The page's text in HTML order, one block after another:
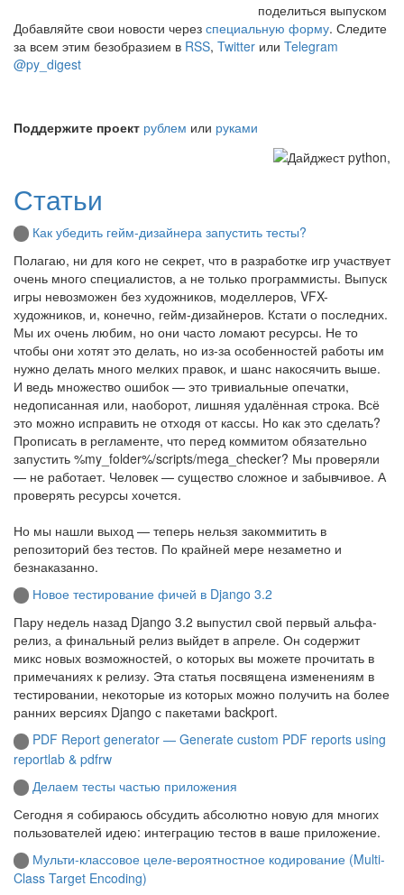
поделиться выпуском
Добавляйте свои новости через специальную форму. Следите
за всем этим безобразием в RSS, Twitter или Telegram
@py_digest
Поддержите проект рублем или руками
Статьи
Как убедить гейм-дизайнера запустить тесты?
Полагаю, ни для кого не секрет, что в разработке игр участвует
очень много специалистов, а не только программисты. Выпуск
игры невозможен без художников, моделлеров, VFX-
художников, и, конечно, гейм-дизайнеров. Кстати о последних.
Мы их очень любим, но они часто ломают ресурсы. Не то
чтобы они хотят это делать, но из-за особенностей работы им
нужно делать много мелких правок, и шанс накосячить выше.
И ведь множество ошибок — это тривиальные опечатки,
недописанная или, наоборот, лишняя удалённая строка. Всё
это можно исправить не отходя от кассы. Но как это сделать?
Прописать в регламенте, что перед коммитом обязательно
запустить %my_folder%/scripts/mega_checker? Мы проверяли
— не работает. Человек — существо сложное и забывчивое. А
проверять ресурсы хочется.
Но мы нашли выход — теперь нельзя закоммитить в
репозиторий без тестов. По крайней мере незаметно и
безнаказанно.
Новое тестирование фичей в Django 3.2
Пару недель назад Django 3.2 выпустил свой первый альфа-
релиз, а финальный релиз выйдет в апреле. Он содержит
микс новых возможностей, о которых вы можете прочитать в
примечаниях к релизу. Эта статья посвящена изменениям в
тестировании, некоторые из которых можно получить на более
ранних версиях Django с пакетами backport.
PDF Report generator — Generate custom PDF reports using
reportlab & pdfrw
Делаем тесты частью приложения
Сегодня я собираюсь обсудить абсолютно новую для многих
пользователей идею: интеграцию тестов в ваше приложение.
Мульти-классовое целе-вероятностное кодирование (Multi-
Class Target Encoding)